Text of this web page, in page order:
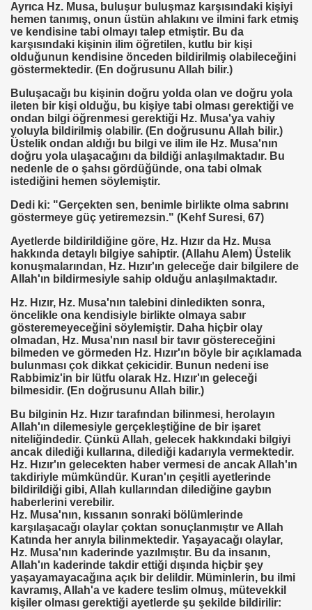
Ayrıca Hz. Musa, buluşur buluşmaz karşısındaki kişiyi
hemen tanımış, onun üstün ahlakını ve ilmini fark etmiş
ve kendisine tabi olmayı talep etmiştir. Bu da
karşısındaki kişinin ilim öğretilen, kutlu bir kişi
olduğunun kendisine önceden bildirilmiş olabileceğini
göstermektedir. (En doğrusunu Allah bilir.)
Buluşacağı bu kişinin doğru yolda olan ve doğru yola
ileten bir kişi olduğu, bu kişiye tabi olması gerektiği ve
ondan bilgi öğrenmesi gerektiği Hz. Musa'ya vahiy
yoluyla bildirilmiş olabilir. (En doğrusunu Allah bilir.)
Üstelik ondan aldığı bu bilgi ve ilim ile Hz. Musa'nın
doğru yola ulaşacağını da bildiği anlaşılmaktadır. Bu
nedenle de o şahsı gördüğünde, ona tabi olmak
istediğini hemen söylemiştir.
Dedi ki: "Gerçekten sen, benimle birlikte olma sabrını
göstermeye güç yetiremezsin." (Kehf Suresi, 67)
Ayetlerde bildirildiğine göre, Hz. Hızır da Hz. Musa
hakkında detaylı bilgiye sahiptir. (Allahu Alem) Üstelik
konuşmalarından, Hz. Hızır'ın geleceğe dair bilgilere de
Allah'ın bildirmesiyle sahip olduğu anlaşılmaktadır.
Hz. Hızır, Hz. Musa'nın talebini dinledikten sonra,
öncelikle ona kendisiyle birlikte olmaya sabır
gösteremeyeceğini söylemiştir. Daha hiçbir olay
olmadan, Hz. Musa'nın nasıl bir tavır göstereceğini
bilmeden ve görmeden Hz. Hızır'ın böyle bir açıklamada
bulunması çok dikkat çekicidir. Bunun nedeni ise
Rabbimiz'in bir lütfu olarak Hz. Hızır'ın geleceği
bilmesidir. (En doğrusunu Allah bilir.)
Bu bilginin Hz. Hızır tarafından bilinmesi, herolayın
Allah'ın dilemesiyle gerçekleştiğine de bir işaret
niteliğindedir. Çünkü Allah, gelecek hakkındaki bilgiyi
ancak dilediği kullarına, dilediği kadarıyla vermektedir.
Hz. Hızır'ın gelecekten haber vermesi de ancak Allah'ın
takdiriyle mümkündür. Kuran'ın çeşitli ayetlerinde
bildirildiği gibi, Allah kullarından dilediğine gaybın
haberlerini verebilir.
Hz. Musa'nın, kıssanın sonraki bölümlerinde
karşılaşacağı olaylar çoktan sonuçlanmıştır ve Allah
Katında her anıyla bilinmektedir. Yaşayacağı olaylar,
Hz. Musa'nın kaderinde yazılmıştır. Bu da insanın,
Allah'ın kaderinde takdir ettiği dışında hiçbir şey
yaşayamayacağına açık bir delildir. Müminlerin, bu ilmi
kavramış, Allah'a ve kadere teslim olmuş, mütevekkil
kişiler olması gerektiği ayetlerde şu şekilde bildirilir:
21NCİ YY.Cuma da Halife adına Hutbe Okunan Ülkeler
EDİLİYOR YOSA
YAKIT SUNUMU. HALİÇ KONGRE MRK.
SERKAN KORKUT
ALTINDA ERBAKANIN SUÇU NEDEN GÖNDERLDİ
İMAM NEDEN ATILDI